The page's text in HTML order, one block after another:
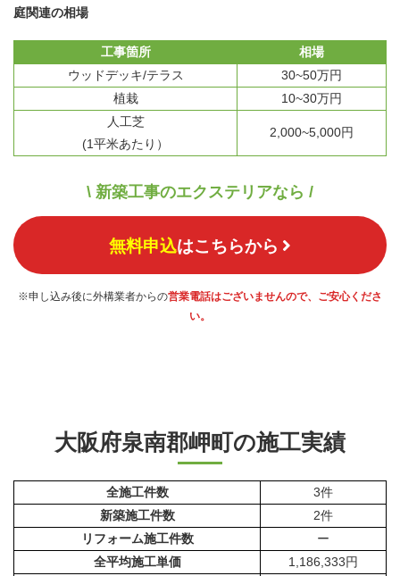
庭関連の相場
工事箇所
相場
ウッドデッキ/テラス
30~50万円
植栽
10~30万円
人工芝
(1平米あたり）
2,000~5,000円
\ 新築工事のエクステリアなら /
無料申込はこちらから
※申し込み後に外構業者からの営業電話はございませんので、ご安心くださ
い。
大阪府泉南郡岬町の施工実績
全施工件数
3件
新築施工件数
2件
リフォーム施工件数
ー
全平均施工単価
1,186,333円